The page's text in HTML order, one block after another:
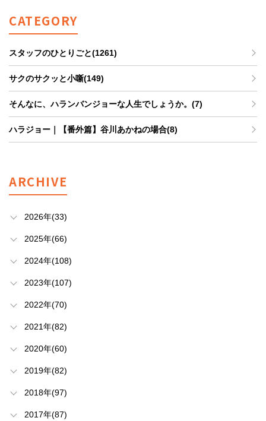
CATEGORY
スタッフのひとりごと(1261)
サクのサクッと小噺(149)
そんなに、ハランバンジョーな人生でしょうか。(7)
ハラジョー｜【番外篇】谷川あかねの場合(8)
ARCHIVE
2026年(33)
2025年(66)
2024年(108)
2023年(107)
2022年(70)
2021年(82)
2020年(60)
2019年(82)
2018年(97)
2017年(87)